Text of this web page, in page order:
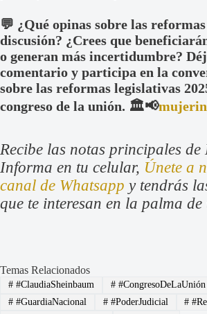
💬 ¿Qué opinas sobre las reformas
discusión? ¿Crees que
o generan más incertidumbre?
comentario y participa en la
sobre las reformas legislativas
congreso de la unión. 🏛️📢
Recibe las notas principales de
Informa en tu celular, Únete a
canal de Whatsapp y tendrás
que te interesan en la palma de
Temas Relacionados
##ClaudiaSheinbaum ##CongresoDeLaUnión
##GuardiaNacional ##PoderJudicial #